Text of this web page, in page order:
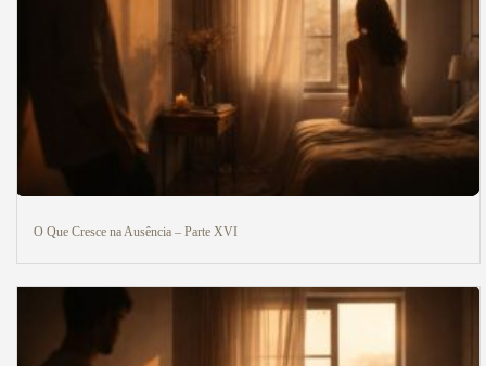
O Que Cresce na Ausência – Parte XVI